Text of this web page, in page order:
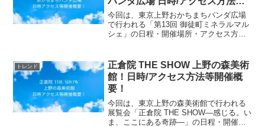
開催概要！
今回は、東京上野おかちまちパンダ広場
で行われる「第13回 御徒町ミネラルマル
シェ」の日程・開催場所・アクセス方法
町ミネラルマルシェ」が御徒町駅前で開
催！約10万点の...
トレンド
正倉院 THE SHOW 上野の森美術
館！日時/アクセス方法等開催概
要！
今回は、東京上野の森美術館で行われる
展覧会「正倉院 THE SHOW―感じる。い
ま、ここにある奇跡―」の日程・開催場